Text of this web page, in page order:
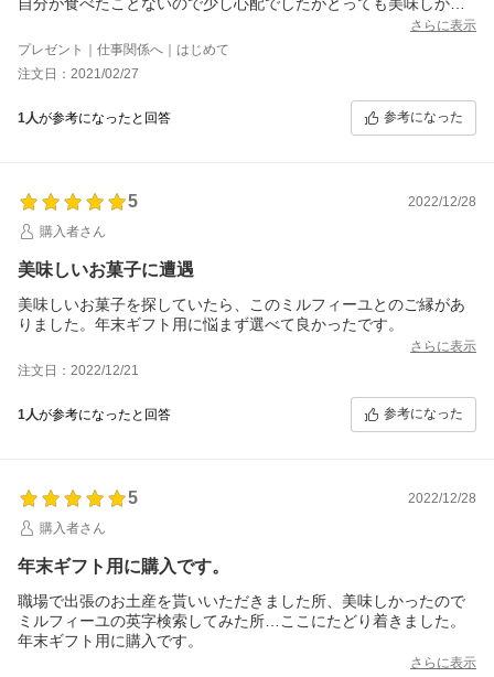
どこかで見かけたら自分用に買ってみたいと思います。
さらに表示
プレゼント｜仕事関係へ｜はじめて
注文日：2021/02/27
1人が参考になったと回答 参考になった
5
2022/12/28
購入者さん
美味しいお菓子に遭遇
美味しいお菓子を探していたら、このミルフィーユとのご縁があ
りました。年末ギフト用に悩まず選べて良かったです。
さらに表示
注文日：2022/12/21
1人が参考になったと回答 参考になった
5
2022/12/28
購入者さん
年末ギフト用に購入です。
職場で出張のお土産を貰いいただきました所、美味しかったので
ミルフィーユの英字検索してみた所…ここにたどり着きました。
年末ギフト用に購入です。
さらに表示